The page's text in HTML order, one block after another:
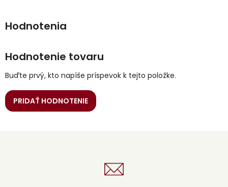
Hodnotenie tovaru
Buďte prvý, kto napíše príspevok k tejto položke.
PRIDAŤ HODNOTENIE